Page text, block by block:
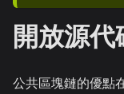
開放源代
公共區塊鏈的優點